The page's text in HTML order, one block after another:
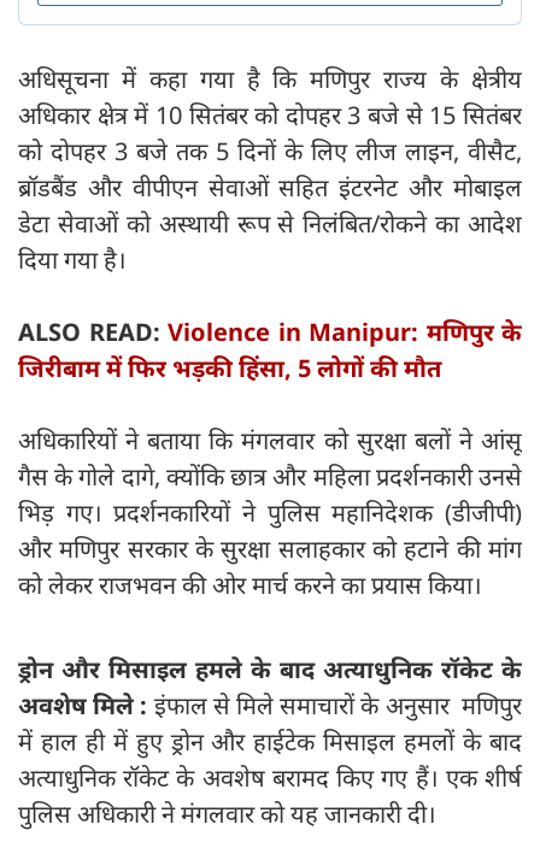
अधिसूचना में कहा गया है कि मणिपुर राज्य के क्षेत्रीय
अधिकार क्षेत्र में 10 सितंबर को दोपहर 3 बजे से 15 सितंबर
को दोपहर 3 बजे तक 5 दिनों के लिए लीज लाइन, वीसैट,
ब्रॉडबैंड और वीपीएन सेवाओं सहित इंटरनेट और मोबाइल
डेटा सेवाओं को अस्थायी रूप से निलंबित/रोकने का आदेश
दिया गया है।
ALSO READ: Violence in Manipur: मणिपुर के
जिरीबाम में फिर भड़की हिंसा, 5 लोगों की मौत
अधिकारियों ने बताया कि मंगलवार को सुरक्षा बलों ने आंसू
गैस के गोले दागे, क्योंकि छात्र और महिला प्रदर्शनकारी उनसे
भिड़ गए। प्रदर्शनकारियों ने पुलिस महानिदेशक (डीजीपी)
और मणिपुर सरकार के सुरक्षा सलाहकार को हटाने की मांग
को लेकर राजभवन की ओर मार्च करने का प्रयास किया।
ड्रोन और मिसाइल हमले के बाद अत्याधुनिक रॉकेट के
अवशेष मिले : इंफाल से मिले समाचारों के अनुसार मणिपुर
में हाल ही में हुए ड्रोन और हाईटेक मिसाइल हमलों के बाद
अत्याधुनिक रॉकेट के अवशेष बरामद किए गए हैं। एक शीर्ष
पुलिस अधिकारी ने मंगलवार को यह जानकारी दी।